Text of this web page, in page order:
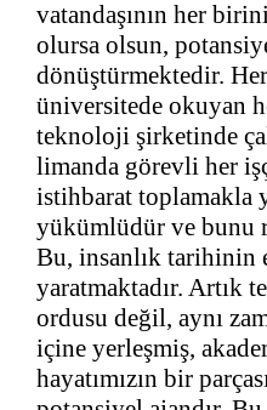
vatandaşının her
olursa olsun,
dönüştürmektedir.
üniversitede okuyan
teknoloji şirketinde
limanda görevli her
istihbarat toplamakla
yükümlüdür ve bunu
Bu, insanlık tarihinin
yaratmaktadır. Artık
ordusu değil, aynı
içine yerleşmiş,
hayatımızın bir